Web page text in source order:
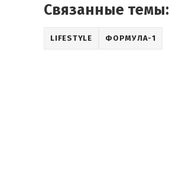
Связанные темы:
LIFESTYLE ФОРМУЛА-1